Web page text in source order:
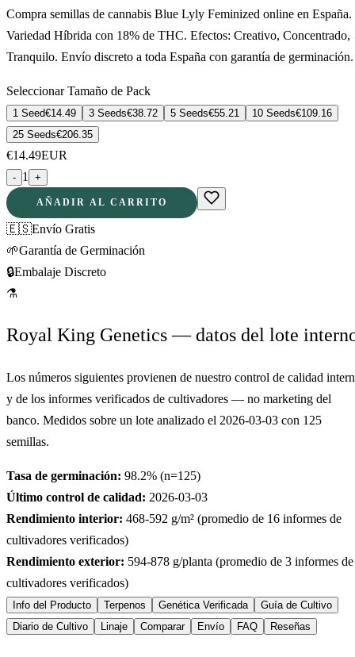
Compra semillas de cannabis Blue Lyly Feminized online en España.
Variedad Híbrida con 18% de THC. Efectos: Creativo, Concentrado,
Tranquilo. Envío discreto a toda España con garantía de germinación.
Seleccionar Tamaño de Pack
1 Seed€14.49 3 Seeds€38.72 5 Seeds€55.21 10 Seeds€109.16
25 Seeds€206.35
€14.49EUR
- 1 +
AÑADIR AL CARRITO
🇪🇸Envío Gratis
🌱Garantía de Germinación
🔒Embalaje Discreto
⚗
Royal King Genetics — datos del lote
Los números siguientes provienen de nuestro control de calidad
y de los informes verificados de cultivadores — no marketing del
banco. Medidos sobre un lote analizado el 2026-03-03 con 125
semillas.
Tasa de germinación: 98.2% (n=125)
Último control de calidad: 2026-03-03
Rendimiento interior: 468-592 g/m² (promedio de 16 informes de
cultivadores verificados)
Rendimiento exterior: 594-878 g/planta (promedio de 3 informes de
cultivadores verificados)
Info del Producto Terpenos Genética Verificada
Guía de Cultivo
Diario de Cultivo
Linaje Comparar Envío FAQ Reseñas